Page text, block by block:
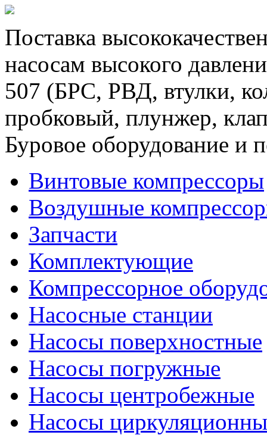
Поставка
насосам высокого
507 (БРС, РВД, втулки,
пробковый, плунжер,
Буровое оборудование и
Винтовые компрессоры
Воздушные
Запчасти
Комплектующие
Компрессорное
Насосные станции
Насосы поверхностные
Насосы погружные
Насосы центробежные
Насосы